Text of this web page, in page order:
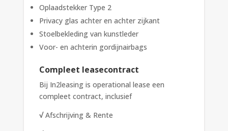
Oplaadstekker Type 2
Privacy glas achter en achter zijkant
Stoelbekleding van kunstleder
Voor- en achterin gordijnairbags
Compleet leasecontract
Bij In2leasing is operational lease een
compleet contract, inclusief
√Afschrijving & Rente